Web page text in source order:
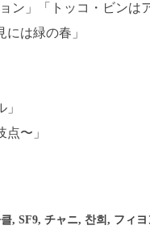
ン」「トッコ・ビンは
は緑の春」
〜」
, SF9, チャニ, 찬희 , フィヨ